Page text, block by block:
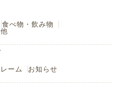
食べ物・飲み物
ーム お知らせ